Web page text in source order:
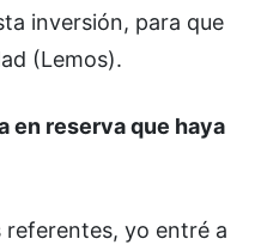
inversión, para que
(Lemos).
en reserva que haya
yo entré a